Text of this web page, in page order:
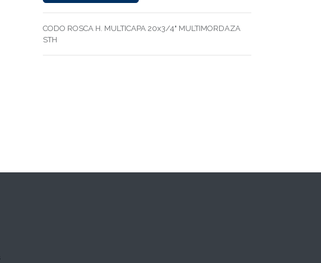
CODO ROSCA H. MULTICAPA 20x3/4" MULTIMORDAZA
STH